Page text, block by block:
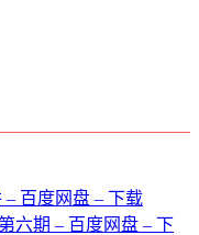
– 百度网盘 – 下载
六期 – 百度网盘 – 下